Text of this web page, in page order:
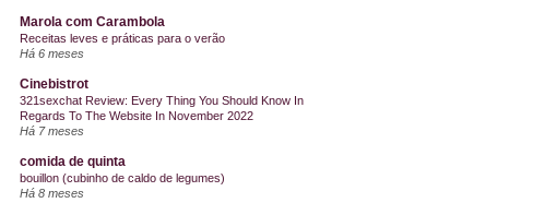
Marola com Carambola
Receitas leves e práticas para o verão
Há 6 meses
Cinebistrot
321sexchat Review: Every Thing You Should Know In
Regards To The Website In November 2022
Há 7 meses
comida de quinta
bouillon (cubinho de caldo de legumes)
Há 8 meses